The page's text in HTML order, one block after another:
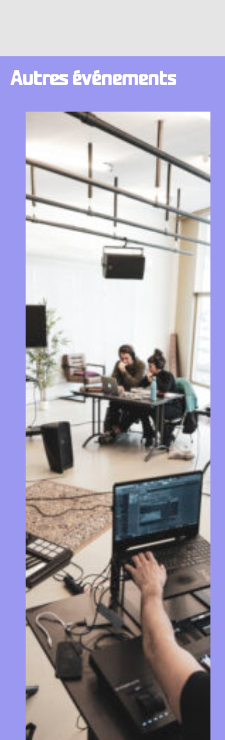
Autres événements